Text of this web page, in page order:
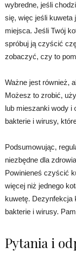
wybredne, jeśli
się, więc jeśli kuweta
miejsca. Jeśli Twój
spróbuj ją czyścić
zobaczyć, czy to
Ważne jest również,
Możesz to zrobić,
lub mieszanki wody i
bakterie i wirusy,
Podsumowując,
niezbędne dla
Powinieneś czyścić
więcej niż jednego
kuwetę. Dezynfekcja
bakterie i wirusy.
Pytania i